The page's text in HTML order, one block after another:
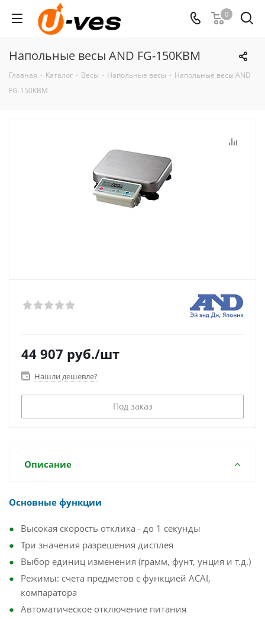
0
Напольные весы AND FG-150KBM
Главная - Каталог - Весы - Напольные весы - Напольные весы AND
FG-150KBM
44 907 руб./шт
Нашли дешевле?
Под заказ
Описание
Основные функции
Высокая скорость отклика - до 1 секунды
Три значения разрешения дисплея
Выбор единиц изменения (грамм, фунт, унция и т.д.)
Режимы: счета предметов с функцией ACAI,
компаратора
Автоматическое отключение питания